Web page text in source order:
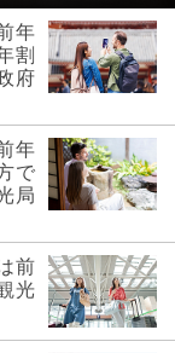
年
割
府
年
で
局
前
光